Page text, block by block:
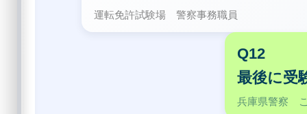
運転免許試験場 警察事務職員
Q12
最後に受
兵庫県警察